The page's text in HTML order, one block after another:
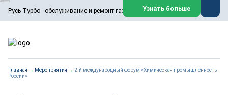
Русь-Турбо - обслуживание и ремонт газовых паровых турбин
ООО «Русь-Турбо» занимается сервисом газовых и паровых
турбин, комплексным ремонтом, восстановлением,
техническим обслуживанием оборудования ТЭС,
работают на нефтегазовых, нефтехимических,
металлургических и других предприятиях.
Реклама. ООО «Русь-Турбо», ИНН 7802588950
erid: F7NfYUJCUneVdwPs4znf
Узнать больше
Главная → Мероприятия → 2-й международный форум «Химическая промышленность
России»